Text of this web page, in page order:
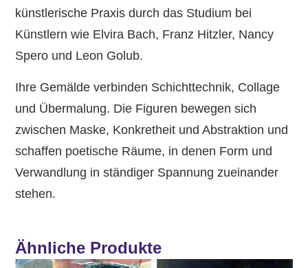
künstlerische Praxis durch das Studium bei
Künstlern wie Elvira Bach, Franz Hitzler, Nancy
Spero und Leon Golub.
Ihre Gemälde verbinden Schichttechnik, Collage
und Übermalung. Die Figuren bewegen sich
zwischen Maske, Konkretheit und Abstraktion und
schaffen poetische Räume, in denen Form und
Verwandlung in ständiger Spannung zueinander
stehen.
Ähnliche Produkte